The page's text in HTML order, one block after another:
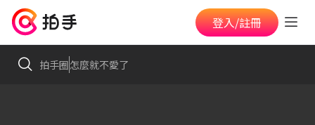
登入/註冊
拍手圈怎麼就不愛了